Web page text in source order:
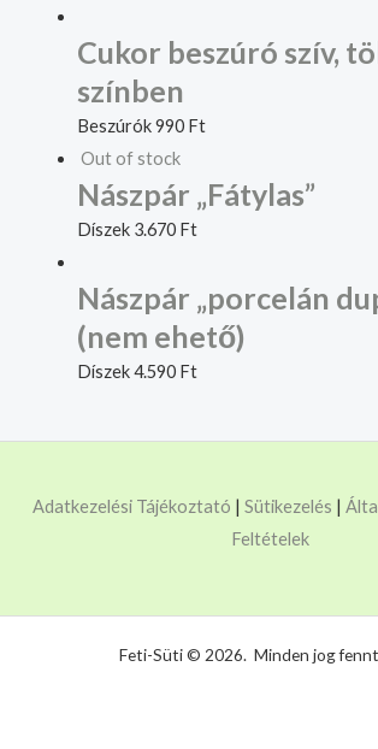
Cukor beszúró szív,
színben
Beszúrók990 Ft
Out of stock
Nászpár „Fátylas”
Díszek 3.670 Ft
Nászpár „porcelán
(nem ehető)
Díszek4.590 Ft
Adatkezelési Tájékoztató | Sütikezelés |
Feltételek
Feti-Süti © 2026. Minden jog